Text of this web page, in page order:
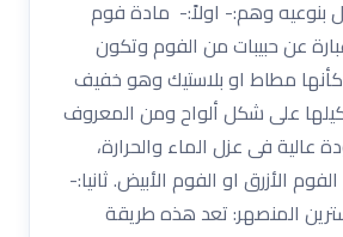
بنوعيه وهم:- اولاً:- مادة فوم
عن حبيبات من الفوم وتكون
مطاط او بلاستيك وهو خفيف
على شكل ألواح ومن المعروف
عالية فى عزل الماء والحرارة،
الأزرق او الفوم الأبيض. ثانيا:-
المنصهر: تعد هذه طريقة